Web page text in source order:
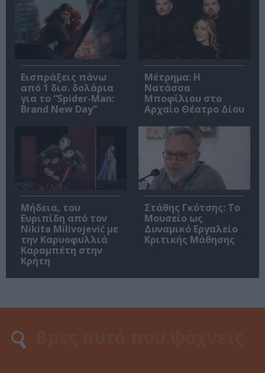
Εισπράξεις πάνω
από 1 δισ. δολάρια
για το “Spider-Man:
Brand New Day”
Μέτρημα: Η
Νατάσσα
Μποφίλιου στο
Αρχαίο Θέατρο Δίου
Μήδεια, του
Ευριπίδη από τον
Nikita Milivojević με
την Καρυοφυλλιά
Καραμπέτη στην
Κρήτη
Στάθης Γκότσης: Το
Μουσείο ως
Δυναμικό Εργαλείο
Κριτικής Μάθησης